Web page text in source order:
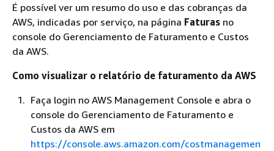
É possível ver um resumo do uso e das cobranças da
AWS, indicadas por serviço, na página Faturas no
console do Gerenciamento de Faturamento e Custos
da AWS.
Como visualizar o relatório de faturamento da AWS
Faça login no AWS Management Console e abra o
console do Gerenciamento de Faturamento e
Custos da AWS em
https://console.aws.amazon.com/costmanagemen